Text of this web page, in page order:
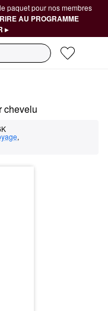
paquet pour nos membres
AU PROGRAMME
▸
chevelu
,